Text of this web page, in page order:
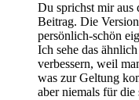
Du sprichst mir aus
Beitrag. Die
persönlich-schön
Ich sehe das
verbessern, weil
was zur Geltung
aber niemals für